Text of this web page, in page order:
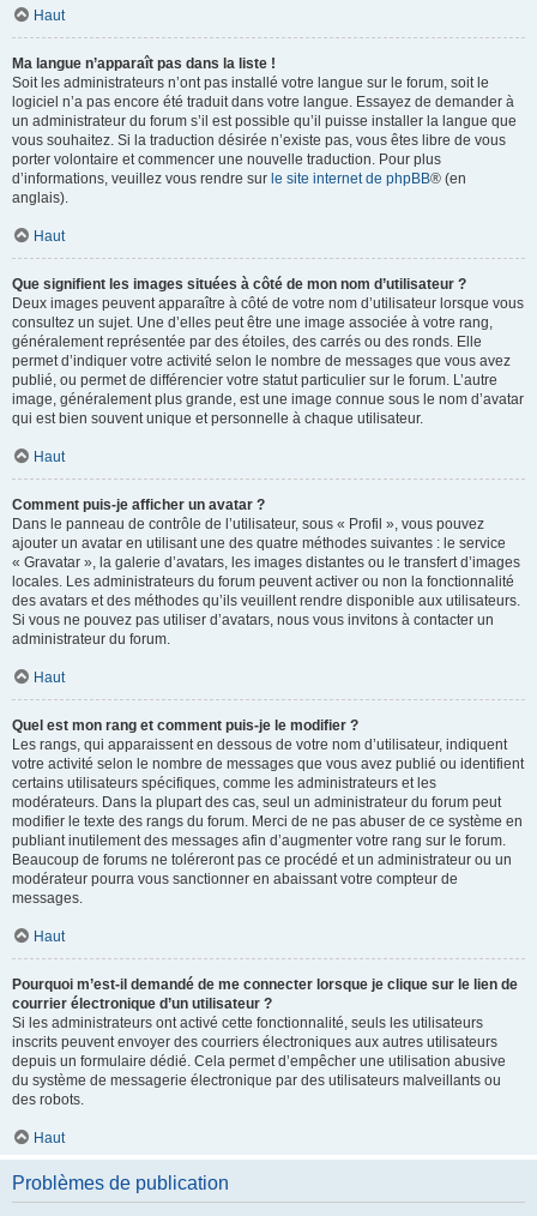
Haut
Ma langue n’apparaît pas dans la liste !
Soit les administrateurs n’ont pas installé votre langue sur le forum, soit le
logiciel n’a pas encore été traduit dans votre langue. Essayez de demander à
un administrateur du forum s’il est possible qu’il puisse installer la langue que
vous souhaitez. Si la traduction désirée n’existe pas, vous êtes libre de vous
porter volontaire et commencer une nouvelle traduction. Pour plus
d’informations, veuillez vous rendre sur le site internet de phpBB® (en
anglais).
Haut
Que signifient les images situées à côté de mon nom d’utilisateur ?
Deux images peuvent apparaître à côté de votre nom d’utilisateur lorsque vous
consultez un sujet. Une d’elles peut être une image associée à votre rang,
généralement représentée par des étoiles, des carrés ou des ronds. Elle
permet d’indiquer votre activité selon le nombre de messages que vous avez
publié, ou permet de différencier votre statut particulier sur le forum. L’autre
image, généralement plus grande, est une image connue sous le nom d’avatar
qui est bien souvent unique et personnelle à chaque utilisateur.
Haut
Comment puis-je afficher un avatar ?
Dans le panneau de contrôle de l’utilisateur, sous « Profil », vous pouvez
ajouter un avatar en utilisant une des quatre méthodes suivantes : le service
« Gravatar », la galerie d’avatars, les images distantes ou le transfert d’images
locales. Les administrateurs du forum peuvent activer ou non la fonctionnalité
des avatars et des méthodes qu’ils veuillent rendre disponible aux utilisateurs.
Si vous ne pouvez pas utiliser d’avatars, nous vous invitons à contacter un
administrateur du forum.
Haut
Quel est mon rang et comment puis-je le modifier ?
Les rangs, qui apparaissent en dessous de votre nom d’utilisateur, indiquent
votre activité selon le nombre de messages que vous avez publié ou identifient
certains utilisateurs spécifiques, comme les administrateurs et les
modérateurs. Dans la plupart des cas, seul un administrateur du forum peut
modifier le texte des rangs du forum. Merci de ne pas abuser de ce système en
publiant inutilement des messages afin d’augmenter votre rang sur le forum.
Beaucoup de forums ne toléreront pas ce procédé et un administrateur ou un
modérateur pourra vous sanctionner en abaissant votre compteur de
messages.
Haut
Pourquoi m’est-il demandé de me connecter lorsque je clique sur le lien de
courrier électronique d’un utilisateur ?
Si les administrateurs ont activé cette fonctionnalité, seuls les utilisateurs
inscrits peuvent envoyer des courriers électroniques aux autres utilisateurs
depuis un formulaire dédié. Cela permet d’empêcher une utilisation abusive
du système de messagerie électronique par des utilisateurs malveillants ou
des robots.
Haut
Problèmes de publication